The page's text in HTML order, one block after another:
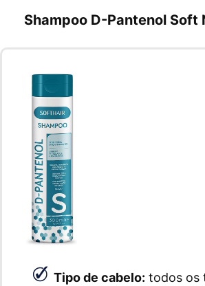
Shampoo D-Pantenol Soft
Tipo de cabelo: todos os